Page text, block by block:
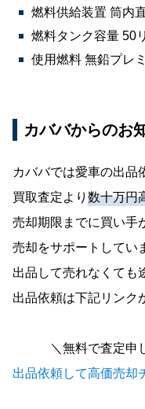
燃料供給装置 筒内
燃料タンク容量 50
使用燃料 無鉛プレ
カババからのお
カババでは愛車の出品
買取査定より 数十万円
売却期限までに買い手
売却をサポートしてい
出品して売れなくても
出品依頼は下記リンク
＼無料で査定申し
出品依頼して高価売却